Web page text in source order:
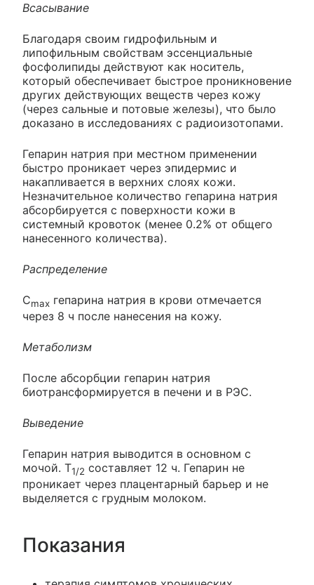
Всасывание
Благодаря своим гидрофильным и
липофильным свойствам эссенциальные
фосфолипиды действуют как носитель,
который обеспечивает быстрое проникновение
других действующих веществ через кожу
(через сальные и потовые железы), что было
доказано в исследованиях с радиоизотопами.
Гепарин натрия при местном применении
быстро проникает через эпидермис и
накапливается в верхних слоях кожи.
Незначительное количество гепарина натрия
абсорбируется с поверхности кожи в
системный кровоток (менее 0.2% от общего
нанесенного количества).
Распределение
Cmax гепарина натрия в крови отмечается
через 8 ч после нанесения на кожу.
Метаболизм
После абсорбции гепарин натрия
биотрансформируется в печени и в РЭС.
Выведение
Гепарин натрия выводится в основном с
мочой. Т1/2 составляет 12 ч. Гепарин не
проникает через плацентарный барьер и не
выделяется с грудным молоком.
Показания